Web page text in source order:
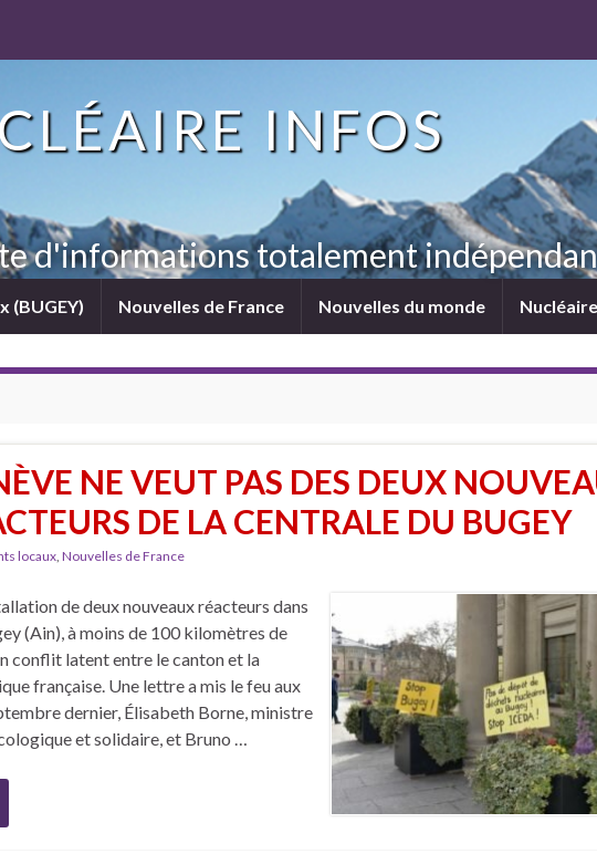
INFOS
d'informations totalement
(BUGEY) Nouvelles de France Nouvelles du monde
NE VEUT PAS DES DEUX
DE LA CENTRALE DU BUGEY
locaux, Nouvelles de France
de deux nouveaux réacteurs dans
(Ain), à moins de 100 kilomètres de
conflit latent entre le canton et la
française. Une lettre a mis le feu aux
dernier, Élisabeth Borne, ministre
et solidaire, et Bruno …